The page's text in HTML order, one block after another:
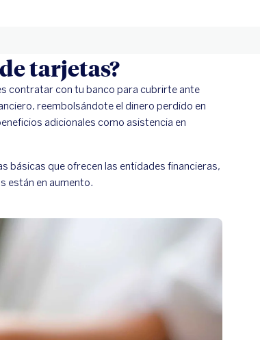
tarjetas?
contratar con tu banco para cubrirte ante
reembolsándote el dinero perdido en
adicionales como asistencia en
básicas que ofrecen las entidades financieras,
están en aumento.